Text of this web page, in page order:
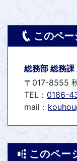
このペ
総務部 総務
〒017-8555
TEL： 0186-
mail：
このペー